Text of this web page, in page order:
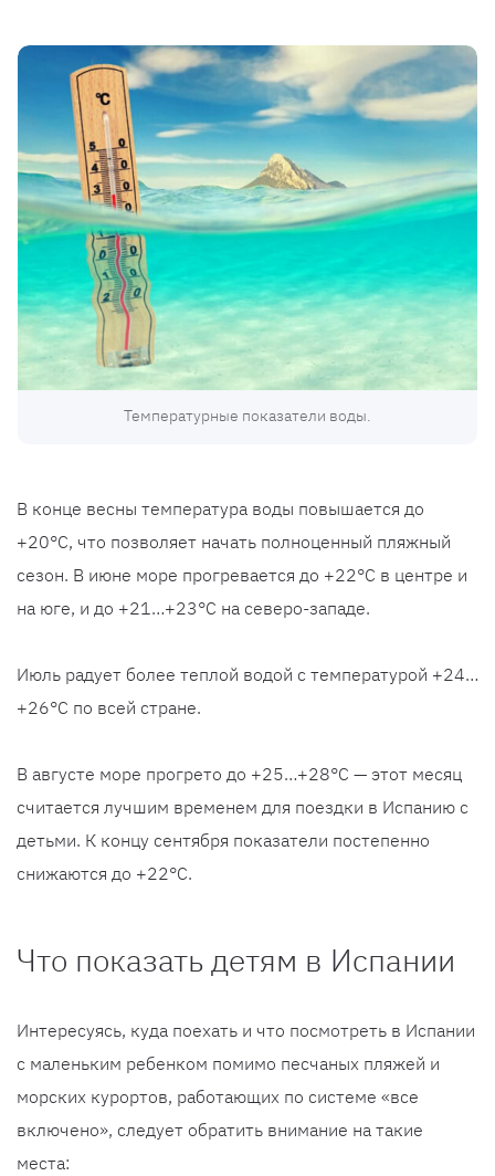
Температурные показатели воды.
В конце весны температура воды повышается до
+20°С, что позволяет начать полноценный пляжный
сезон. В июне море прогревается до +22°С в центре и
на юге, и до +21…+23°С на северо-западе.
Июль радует более теплой водой с температурой +24…
+26°С по всей стране.
В августе море прогрето до +25…+28°С — этот месяц
считается лучшим временем для поездки в Испанию с
детьми. К концу сентября показатели постепенно
снижаются до +22°С.
Что показать детям в Испании
Интересуясь, куда поехать и что посмотреть в Испании
с маленьким ребенком помимо песчаных пляжей и
морских курортов, работающих по системе «все
включено», следует обратить внимание на такие
места: